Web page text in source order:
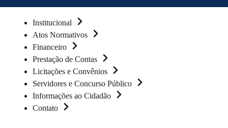
Institucional
Atos Normativos
Financeiro
Prestação de Contas
Licitações e Convênios
Servidores e Concurso Público
Informações ao Cidadão
Contato